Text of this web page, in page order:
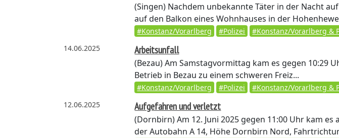
(Singen) Nachdem unbekannte Täter in der Nacht
auf den Balkon eines Wohnhauses in der
#Konstanz/Vorarlberg #Polizei
#Konstanz/Vorarlberg &
14.06.2025
Arbeitsunfall
(Bezau)Am Samstagvormittag kam es gegen 10:29
Betrieb in Bezau zu einem schweren Freiz...
#Konstanz/Vorarlberg #Polizei
#Konstanz/Vorarlberg &
12.06.2025
Aufgefahren und verletzt
(Dornbirn)Am 12. Juni 2025 gegen 11:00 Uhr kam
der Autobahn A 14, Höhe Dornbirn Nord,